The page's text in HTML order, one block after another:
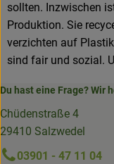
sollten. Inzwischen
Produktion. Sie
verzichten auf
sind fair und sozial.
Du hast eine Frage? Wir
Chüdenstraße 4
29410 Salzwedel
03901 - 47 11 04